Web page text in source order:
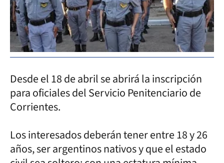
Desde el 18 de abril se abrirá la inscripción
para oficiales del Servicio Penitenciario de
Corrientes.
Los interesados deberán tener entre 18 y 26
años, ser argentinos nativos y que el estado